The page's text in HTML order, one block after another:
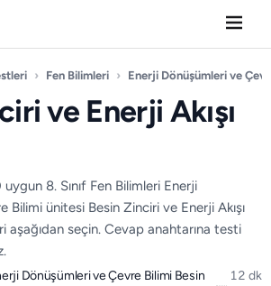
› Fen Bilimleri › Enerji Dönüşümleri ve
ve Enerji Akışı
8. Sınıf Fen Bilimleri Enerji
Bilimi ünitesi Besin Zinciri ve Enerji Akışı
aşağıdan seçin. Cevap anahtarına testi
Dönüşümleri ve Çevre Bilimi Besin
12 dk